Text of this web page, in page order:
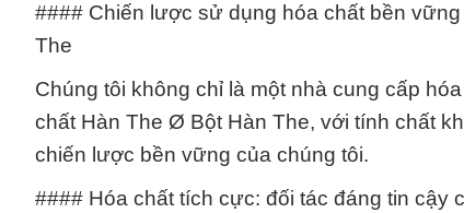
#### Chiến lược sử dụng hóa chất bền
The
Chúng tôi không chỉ là một nhà cung cấp
chất Hàn The Ø Bột Hàn The, với tính chất
chiến lược bền vững của chúng tôi.
#### Hóa chất tích cực: đối tác đáng tin